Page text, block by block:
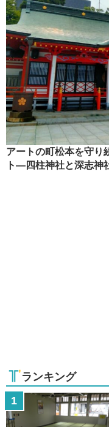
アートの町松本を守り
ト―四柱神社と深志神
ランキング